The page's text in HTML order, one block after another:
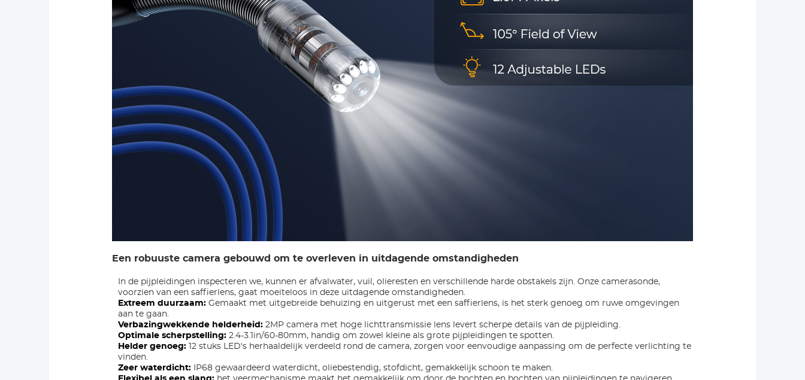
Een robuuste camera gebouwd om te overleven in uitdagende omstandigheden
In de pijpleidingen inspecteren we, kunnen er afvalwater, vuil, olieresten en verschillende harde obstakels zijn. Onze camerasonde,
voorzien van een saffierlens, gaat moeiteloos in deze uitdagende omstandigheden.
Extreem duurzaam: Gemaakt met uitgebreide behuizing en uitgerust met een saffierlens, is het sterk genoeg om ruwe omgevingen
aan te gaan.
Verbazingwekkende helderheid: 2MP camera met hoge lichttransmissie lens levert scherpe details van de pijpleiding.
Optimale scherpstelling: 2.4-3.1in/60-80mm, handig om zowel kleine als grote pijpleidingen te spotten.
Helder genoeg: 12 stuks LED's herhaaldelijk verdeeld rond de camera, zorgen voor eenvoudige aanpassing om de perfecte verlichting te
vinden.
Zeer waterdicht: IP68 gewaardeerd waterdicht, oliebestendig, stofdicht, gemakkelijk schoon te maken.